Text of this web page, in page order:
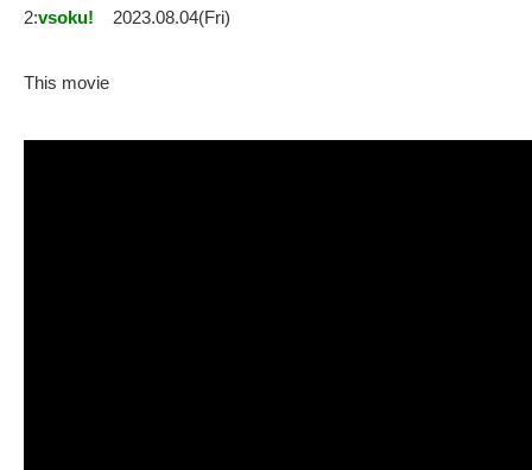
2:vsoku! 2023.08.04(Fri)
This movie